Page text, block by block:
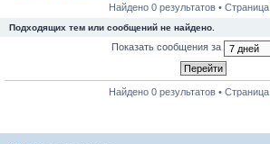
Найдено 0 результатов • Страница
Подходящих тем или сообщений не найдено.
Показать сообщения за
Найдено 0 результатов • Страница